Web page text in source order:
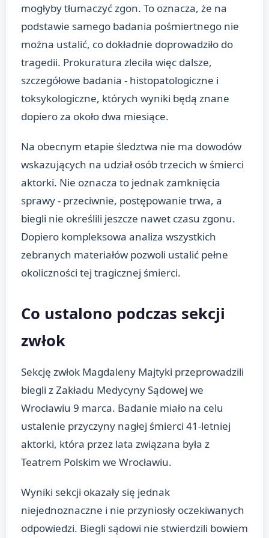
mogłyby tłumaczyć zgon. To oznacza, że na
podstawie samego badania pośmiertnego nie
można ustalić, co dokładnie doprowadziło do
tragedii. Prokuratura zleciła więc dalsze,
szczegółowe badania - histopatologiczne i
toksykologiczne, których wyniki będą znane
dopiero za około dwa miesiące.
Na obecnym etapie śledztwa nie ma dowodów
wskazujących na udział osób trzecich w śmierci
aktorki. Nie oznacza to jednak zamknięcia
sprawy - przeciwnie, postępowanie trwa, a
biegli nie określili jeszcze nawet czasu zgonu.
Dopiero kompleksowa analiza wszystkich
zebranych materiałów pozwoli ustalić pełne
okoliczności tej tragicznej śmierci.
Co ustalono podczas sekcji
zwłok
Sekcję zwłok Magdaleny Majtyki przeprowadzili
biegli z Zakładu Medycyny Sądowej we
Wrocławiu 9 marca. Badanie miało na celu
ustalenie przyczyny nagłej śmierci 41-letniej
aktorki, która przez lata związana była z
Teatrem Polskim we Wrocławiu.
Wyniki sekcji okazały się jednak
niejednoznaczne i nie przyniosły oczekiwanych
odpowiedzi. Biegli sądowi nie stwierdzili bowiem